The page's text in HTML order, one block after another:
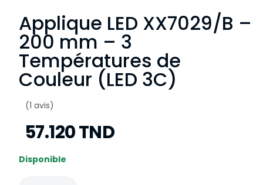
Applique LED XX7029/B –
200 mm – 3
Températures de
Couleur (LED 3C)
(1 avis)
57.120 TND
Disponible